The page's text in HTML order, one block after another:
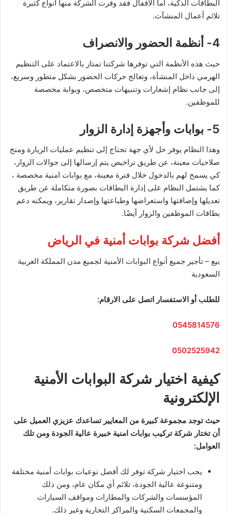
البطاقات الذكية، أما الأقفال فقد وفرت الشركة منها أنواع كثيرة
تلائم أعمال المنشآت.
4- أنظمة الحضور والانصراف
حيث هذه الأنظمة التي توفرها شركتنا تمتاز بالاعتماد على التنظيم
الهرمي داخل المنشأة، وتعالج حركات الحضور بشكل متطور وسريع،
إلى جانب نظام إشعارات وتنبيهات متخصص، وبوابة مخصصة
للموظفين.
5- بوابات وأجهزة إدارة الزوار
وهذا النظام يوفر حل لأي جهة تحتاج إلى تنظيم عمليات الزيارة ومنح
صلاحيات معينة، عن طريق تراخيص يتم إرسالها إلى جوالات الزوار،
كي يسمح لهم بالدخول خلال فترة معينة، مع بوابات امنية مخصصة ،
كما يشتمل النظام على إدارة البطاقات بصورة متكاملة عن طريق
تعديلها وإضافتها واستعراضها وطباعتها وإصدار تقارير، ويمكنه دعم
بطاقات الموظفين والزوار أيضًا.
أفضل شركة بوابات أمنية في الرياض
بيع – تأجير جميع أنواع البوابات الأمنية لجميع مدن المملكة العربية
السعودية
للطلب أو الاستفسار اتصل على الارقام:
0545814576
0502525942
كيفية اختيار شركة البوابات الأمنية
الإلكترونية
حيث توجد مجموعة كبيرة من المعايير تساعدك عزيزي العميل على
أن تختار شركة تركيب بوابات امنية خبيرة عالية الجودة ومن تلك
العوامل:
يجب اختيار شركة توفر لك أفضل نوعيات بوابات أمنية مختلفة
ومتنوعة عالية الجودة، تلائم أي مكان عام، ومن ذلك
المؤسسات والشركات والمطارات ومواقف السيارات
والمجمعات السكنية والمراكز التجارية وغير ذلك.